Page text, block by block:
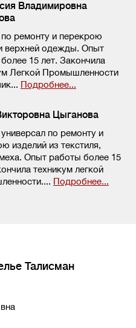
Владимировна
ремонту и перекрою
верхней одежды. Опыт
15 лет. Закончила
Легкой Промышленности
Подробнее...
Цыганова
по ремонту и
изделий из текстиля,
Опыт работы более 15
техникум легкой
Подробнее...
Талисман